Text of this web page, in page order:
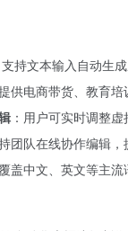
支持文本输入自动生
提供电商带货、教育
：用户可实时调整
团队在线协作编辑，
覆盖中文、英文等主